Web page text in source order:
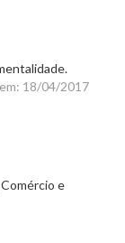
18/04/2017
e